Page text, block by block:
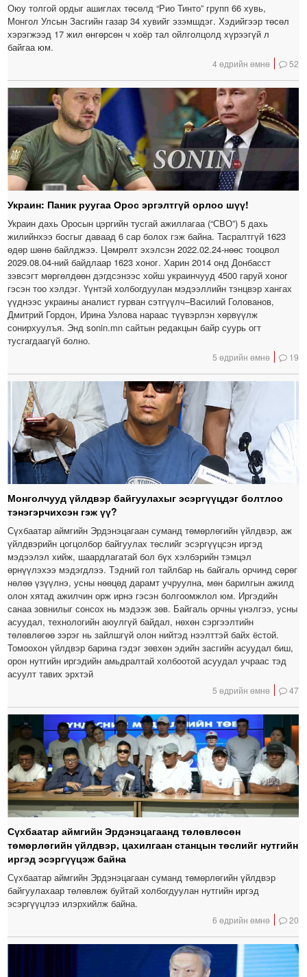
Оюу толгой ордыг ашиглах төсөлд “Рио Тинто” групп 66 хувь,
Монгол Улсын Засгийн газар 34 хувийг эзэмшдэг. Хэдийгээр төсөл
хэрэгжээд 17 жил өнгөрсөн ч хоёр тал ойлголцолд хүрээгүй л
байгаа юм.
4 өдрийн өмнө 52
Украин: Паник руугаа Орос эргэлтгүй орлоо шүү!
Украин дахь Оросын цэргийн тусгай ажиллагаа (“СВО”) 5 дахь
жилийнхээ босгыг даваад 6 сар болох гэж байна. Тасралтгүй 1623
өдөр шөнө байлджээ. Цөмрөлт эхэлсэн 2022.02.24-нөөс тооцвол
2029.08.04-ний байдлаар 1623 хоног. Харин 2014 онд Донбасст
зэвсэгт мөргөлдөөн дэгдсэнээс хойш украинчууд 4500 гаруй хоног
гэсэн тоо хэлдэг. Үүнтэй холбогдуулан мэдээллийн тэнцвэр хангах
үүднээс украины аналист гурван сэтгүүлч–Василий Голованов,
Дмитрий Гордон, Ирина Узлова нараас түүвэрлэн хөрвүүлж
сонирхуулъя. Энд sonin.mn сайтын редакцын байр суурь огт
тусгагдаагүй болно.
5 өдрийн өмнө 19
Монголчууд үйлдвэр байгуулахыг эсэргүүцдэг болтлоо
тэнэгэрчихсэн гэж үү?
Сүхбаатар аймгийн Эрдэнэцагаан суманд төмөрлөгийн үйлдвэр, аж
үйлдвэрийн цогцолбор байгуулах төслийг эсэргүүцсэн иргэд
мэдээлэл хийж, шаардлагатай бол бүх хэлбэрийн тэмцэл
өрнүүлэхээ мэдэгдлээ. Тэдний гол тайлбар нь байгаль орчинд сөрөг
нөлөө үзүүлнэ, усны нөөцөд дарамт учруулна, мөн барилгын ажилд
олон хятад ажилчин орж ирнэ гэсэн болгоомжлол юм. Иргэдийн
санаа зовнилыг сонсох нь мэдээж зөв. Байгаль орчны үнэлгээ, усны
асуудал, технологийн аюулгүй байдал, нөхөн сэргээлтийн
төлөвлөгөө зэрэг нь зайлшгүй олон нийтэд нээлттэй байх ёстой.
Томоохон үйлдвэр барина гэдэг зөвхөн эдийн засгийн асуудал биш,
орон нутгийн иргэдийн амьдралтай холбоотой асуудал учраас тэд
асуулт тавих эрхтэй
5 өдрийн өмнө 47
Сүхбаатар аймгийн Эрдэнэцагаанд төлөвлөсөн
төмөрлөгийн үйлдвэр, цахилгаан станцын төслийг нутгийн
иргэд эсэргүүцэж байна
Сүхбаатар аймгийн Эрдэнэцагаан суманд төмөрлөгийн үйлдвэр
байгуулахаар төлөвлөж буйтай холбогдуулан нутгийн иргэд
эсэргүүцлээ илэрхийлж байна.
6 өдрийн өмнө 20